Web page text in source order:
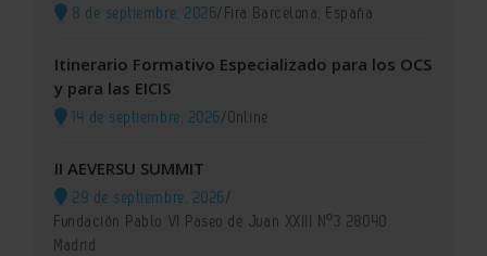
8 de septiembre, 2026/Fira Barcelona, España
Itinerario Formativo Especializado para los OCS
y para las EICIS
14 de septiembre, 2026/Online
II AEVERSU SUMMIT
29 de septiembre, 2026/
Fundación Pablo VI Paseo de Juan XXIII Nº3 28040
Madrid